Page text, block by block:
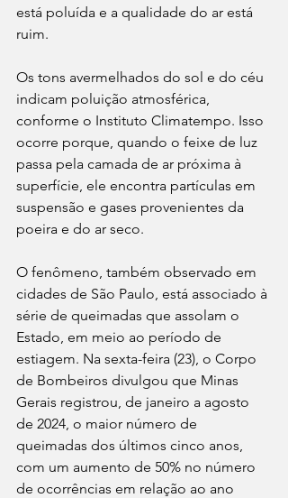
está poluída e a qualidade do ar está
ruim.
Os tons avermelhados do sol e do céu
indicam poluição atmosférica,
conforme o Instituto Climatempo. Isso
ocorre porque, quando o feixe de luz
passa pela camada de ar próxima à
superfície, ele encontra partículas em
suspensão e gases provenientes da
poeira e do ar seco.
O fenômeno, também observado em
cidades de São Paulo, está associado à
série de queimadas que assolam o
Estado, em meio ao período de
estiagem. Na sexta-feira (23), o Corpo
de Bombeiros divulgou que Minas
Gerais registrou, de janeiro a agosto
de 2024, o maior número de
queimadas dos últimos cinco anos,
com um aumento de 50% no número
de ocorrências em relação ao ano